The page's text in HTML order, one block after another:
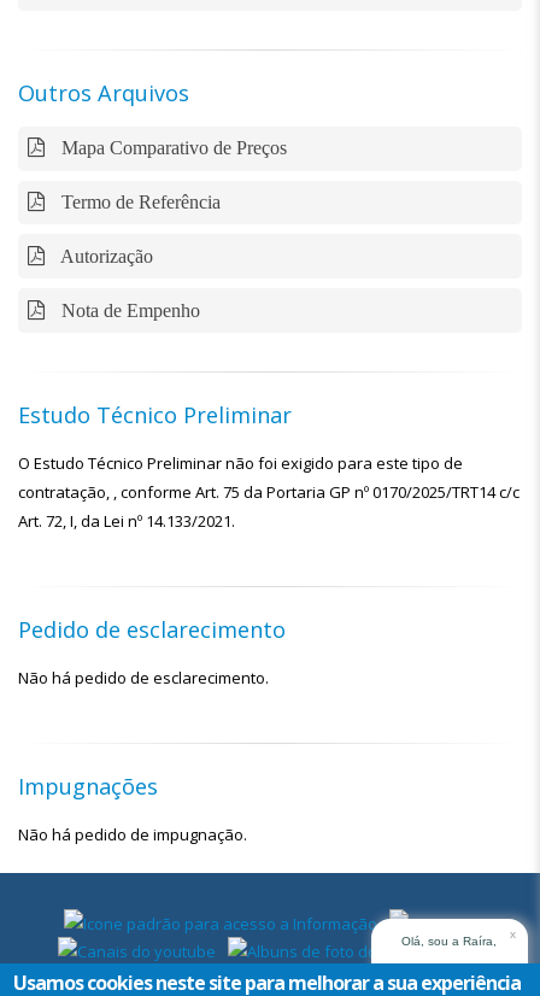
Outros Arquivos
Mapa Comparativo de Preços
Termo de Referência
Autorização
Nota de Empenho
Estudo Técnico Preliminar
O Estudo Técnico Preliminar não foi exigido para este tipo de
contratação, , conforme Art. 75 da Portaria GP nº 0170/2025/TRT14 c/c
Art. 72, I, da Lei nº 14.133/2021.
Pedido de esclarecimento
Não há pedido de esclarecimento.
Impugnações
Não há pedido de impugnação.
Olá, sou a Raíra,
assistente virtual do
x
Usamos cookies neste site para melhorar a sua experiência